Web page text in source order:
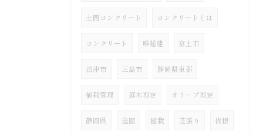
土間コンクリート コンクリートとは
コンクリート 唯総建 富士市
沼津市 三島市 静岡県東部
植栽管理 庭木剪定 オリーブ剪定
静岡県 造園 植栽 芝張り 伐根